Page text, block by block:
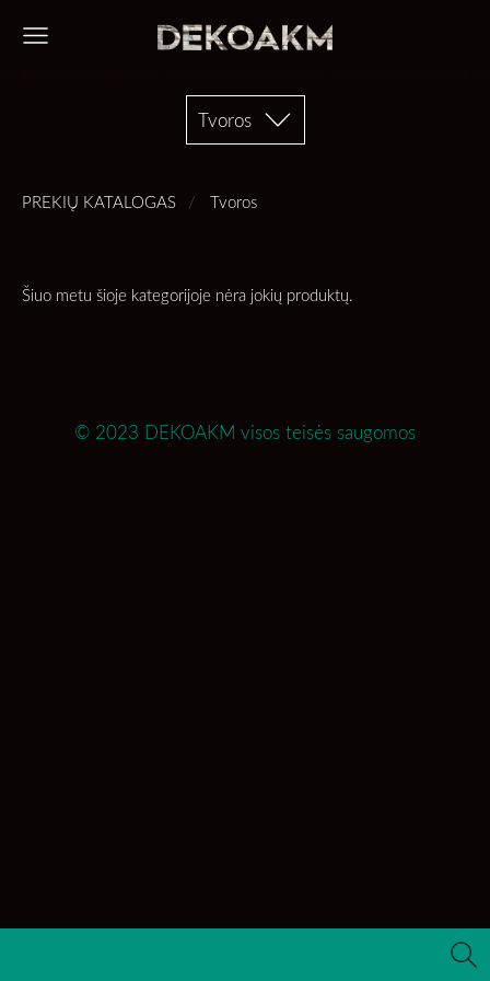
Tvoros
PREKIŲ KATALOGAS Tvoros
Šiuo metu šioje kategorijoje nėra jokių produktų.
© 2023 DEKOAKM visos teisės saugomos